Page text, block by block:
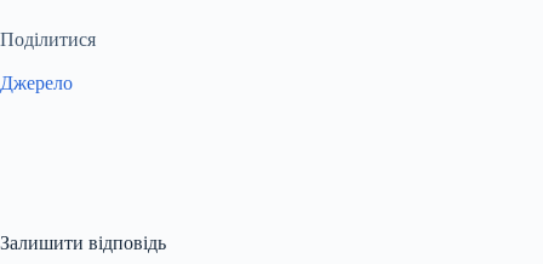
Поділитися
Джерело
Залишити відповідь